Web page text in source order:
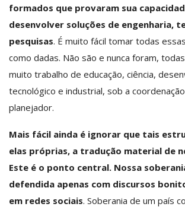
formados que provaram sua
desenvolver soluções de engenharia,
pesquisas. É muito fácil tomar todas
como dadas. Não são e nunca foram,
muito trabalho de educação, ciência,
tecnológico e industrial, sob a
planejador.
Mais fácil ainda é ignorar que tais
elas próprias, a tradução material de
Este é o ponto central. Nossa
defendida apenas com discursos
em redes sociais. Soberania de um país